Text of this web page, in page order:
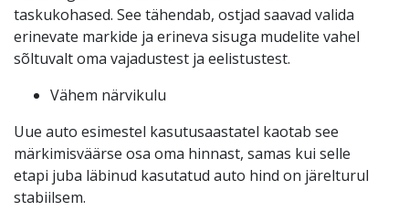
taskukohased. See tähendab, ostjad saavad valida
erinevate markide ja erineva sisuga mudelite vahel
sõltuvalt oma vajadustest ja eelistustest.
Vähem närvikulu
Uue auto esimestel kasutusaastatel kaotab see
märkimisväärse osa oma hinnast, samas kui selle
etapi juba läbinud kasutatud auto hind on järelturul
stabiilsem.